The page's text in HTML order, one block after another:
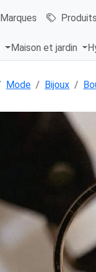
Marques Produits
Maison et jardin
Mode Bijoux